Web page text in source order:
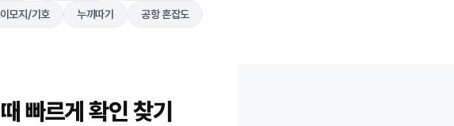
이모지/기호 누끼따기 공항 혼잡도
빠르게 확인 찾기